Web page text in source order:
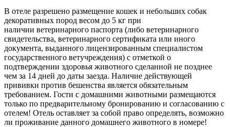
В отеле разрешено размещение кошек и небольших собак
декоративных пород весом до 5 кг при
наличии ветеринарного паспорта (либо ветеринарного
свидетельства, ветеринарного сертификата или иного
документа, выданного лицензированным специалистом
государственного ветучреждения) с отметкой о
подтверждении здоровья животного сделанной не позднее
чем за 14 дней до даты заезда. Наличие действующей
прививки против бешенства является обязательным
требованием. Гости с домашними животными размещаются
только по предварительному бронированию и согласованию с
отелем! Отель оставляет за собой право определять, возможно
ли проживание данного домашнего животного в номере!